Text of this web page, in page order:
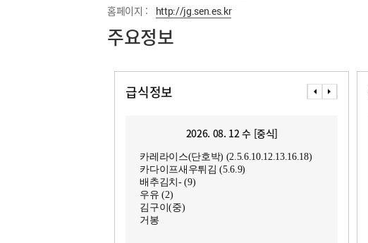
홈페이지 :
http://jg.sen.es.kr
주요정보
급식정보
2026. 08. 12 수 [중식]
카레라이스(단호박) (2.5.6.10.12.13.16.18)
카다이프새우튀김 (5.6.9)
배추김치- (9)
우유 (2)
김구이(중)
거봉